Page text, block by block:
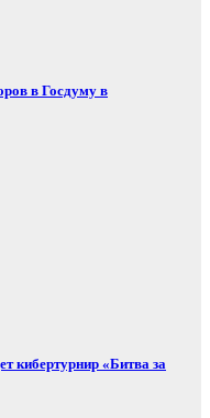
в Госдуму в
кибертурнир «Битва за